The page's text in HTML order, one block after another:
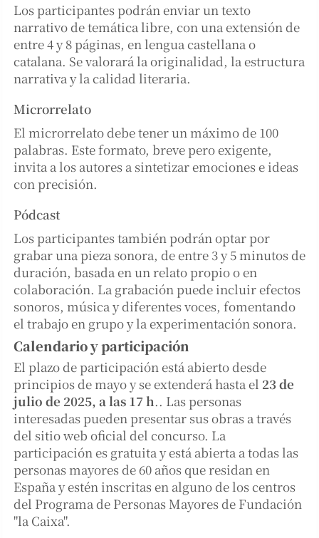
Los participantes podrán enviar un texto
narrativo de temática libre, con una extensión de
entre 4 y 8 páginas, en lengua castellana o
catalana. Se valorará la originalidad, la estructura
narrativa y la calidad literaria.
Microrrelato
El microrrelato debe tener un máximo de 100
palabras. Este formato, breve pero exigente,
invita a los autores a sintetizar emociones e ideas
con precisión.
Pódcast
Los participantes también podrán optar por
grabar una pieza sonora, de entre 3 y 5 minutos de
duración, basada en un relato propio o en
colaboración. La grabación puede incluir efectos
sonoros, música y diferentes voces, fomentando
el trabajo en grupo y la experimentación sonora.
Calendario y participación
El plazo de participación está abierto desde
principios de mayo y se extenderá hasta el 23 de
julio de 2025, a las 17 h.. Las personas
interesadas pueden presentar sus obras a través
del sitio web oficial del concurso. La
participación es gratuita y está abierta a todas las
personas mayores de 60 años que residan en
España y estén inscritas en alguno de los centros
del Programa de Personas Mayores de Fundación
"la Caixa".